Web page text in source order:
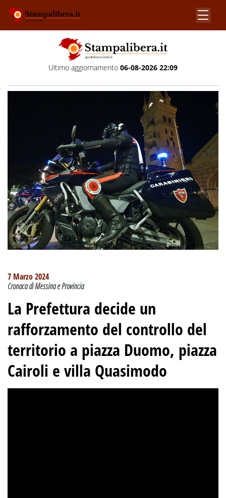
Ultimo aggiornamento 06-08-2026 22:09
7 Marzo 2024
Cronaca di Messina e Provincia
La Prefettura decide un
rafforzamento del controllo del
territorio a piazza Duomo, piazza
Cairoli e villa Quasimodo